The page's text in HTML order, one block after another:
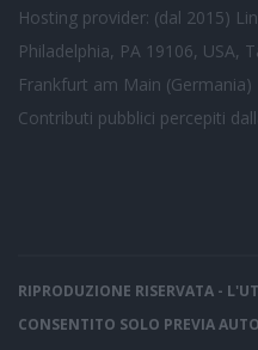
Hosting provider: (dal 2015)
Philadelphia, PA 19106, USA,
Frankfurt am Main (Germania)
Contributi pubblici percepiti
RIPRODUZIONE RISERVATA -
CONSENTITO SOLO PREVIA